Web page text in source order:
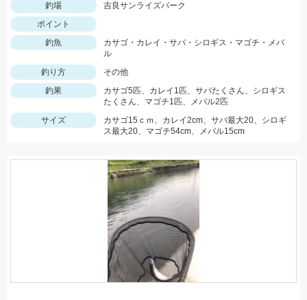
釣場
吉良サンライズパーク
ポイント
釣魚
カサゴ・カレイ・サバ・シロギス・マゴチ・メバ
ル
釣り方
その他
釣果
カサゴ5匹、カレイ1匹、サバたくさん、シロギス
たくさん、マゴチ1匹、メバル2匹
サイズ
カサゴ15ｃｍ、カレイ2cm、サバ最大20、シロギ
ス最大20、マゴチ54cm、メバル15cm